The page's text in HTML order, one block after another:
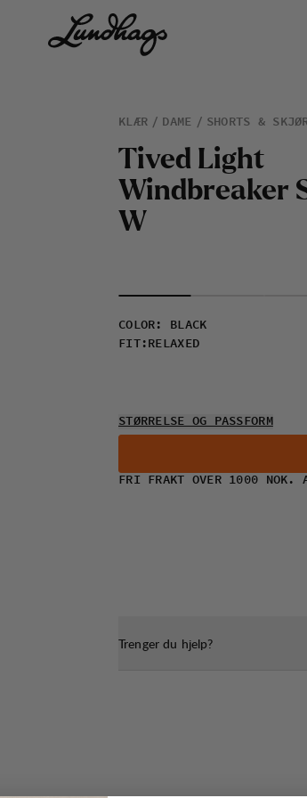
KLÆR DAME SHORTS &
Tived Light
Windbreaker
W
COLOR :
BLACK
FIT: RELAXED
STØRRELSE OG PASSFORM
FRI FRAKT OVER 1000 NOK.
Trenger du hjelp?